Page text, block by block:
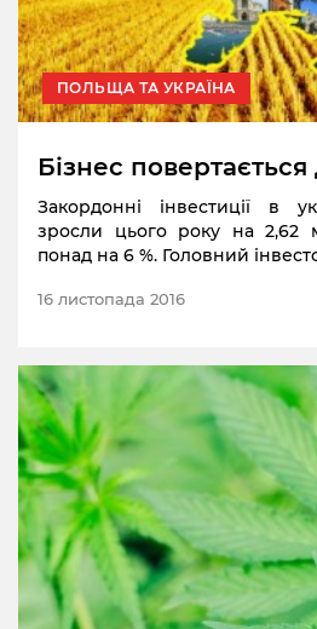
ПОЛЬЩА ТА УКРАЇНА
Бізнес
Закордонні інвестиції в
зросли цього року на 2,62
понад на 6 %. Головний
16 листопада 2016